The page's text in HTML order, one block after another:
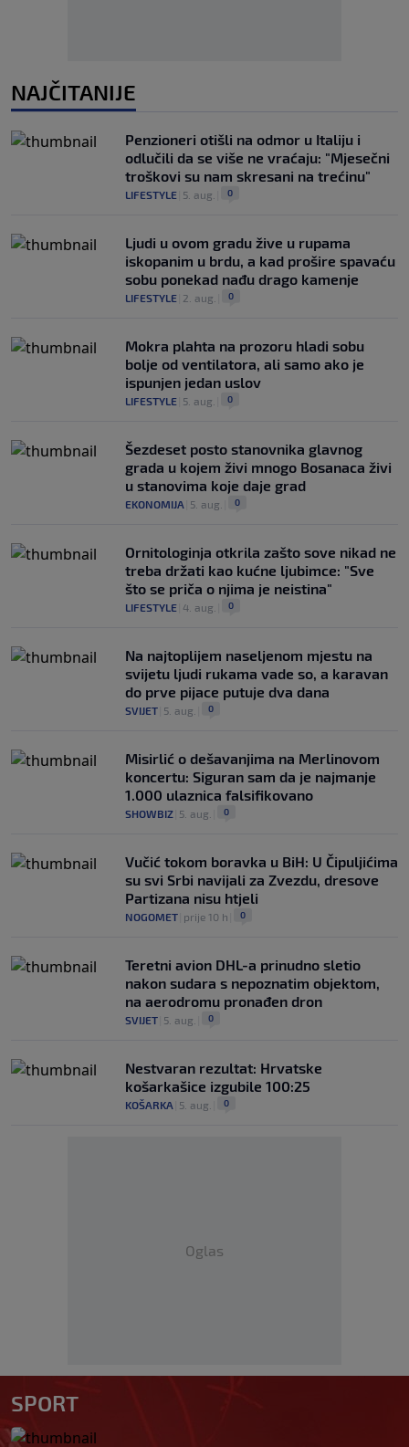
NAJČITANIJE
Penzioneri otišli na odmor u Italiju i
odlučili da se više ne vraćaju: "Mjesečni
troškovi su nam skresani na trećinu"
LIFESTYLE 5. aug. 0
Ljudi u ovom gradu žive u rupama
iskopanim u brdu, a kad prošire spavaću
sobu ponekad nađu drago kamenje
LIFESTYLE 2. aug. 0
Mokra plahta na prozoru hladi sobu
bolje od ventilatora, ali samo ako je
ispunjen jedan uslov
LIFESTYLE 5. aug. 0
Šezdeset posto stanovnika glavnog
grada u kojem živi mnogo Bosanaca živi
u stanovima koje daje grad
EKONOMIJA 5. aug. 0
Ornitologinja otkrila zašto sove nikad ne
treba držati kao kućne ljubimce: "Sve
što se priča o njima je neistina"
LIFESTYLE 4. aug. 0
Na najtoplijem naseljenom mjestu na
svijetu ljudi rukama vade so, a karavan
do prve pijace putuje dva dana
SVIJET 5. aug. 0
Misirlić o dešavanjima na Merlinovom
koncertu: Siguran sam da je najmanje
1.000 ulaznica falsifikovano
SHOWBIZ 5. aug. 0
Vučić tokom boravka u BiH: U Čipuljićima
su svi Srbi navijali za Zvezdu, dresove
Partizana nisu htjeli
NOGOMET prije 10 h 0
Teretni avion DHL-a prinudno sletio
nakon sudara s nepoznatim objektom,
na aerodromu pronađen dron
SVIJET 5. aug. 0
Nestvaran rezultat: Hrvatske
košarkašice izgubile 100:25
KOŠARKA 5. aug. 0
Oglas
SPORT